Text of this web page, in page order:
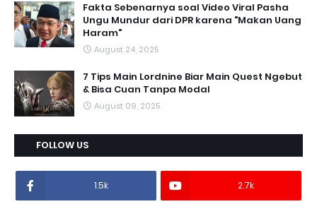
Fakta Sebenarnya soal Video Viral Pasha
Ungu Mundur dari DPR karena "Makan Uang
Haram"
August 24, 2025
7 Tips Main Lordnine Biar Main Quest Ngebut
& Bisa Cuan Tanpa Modal
August 09, 2025
FOLLOW US
1.5k 2.7k